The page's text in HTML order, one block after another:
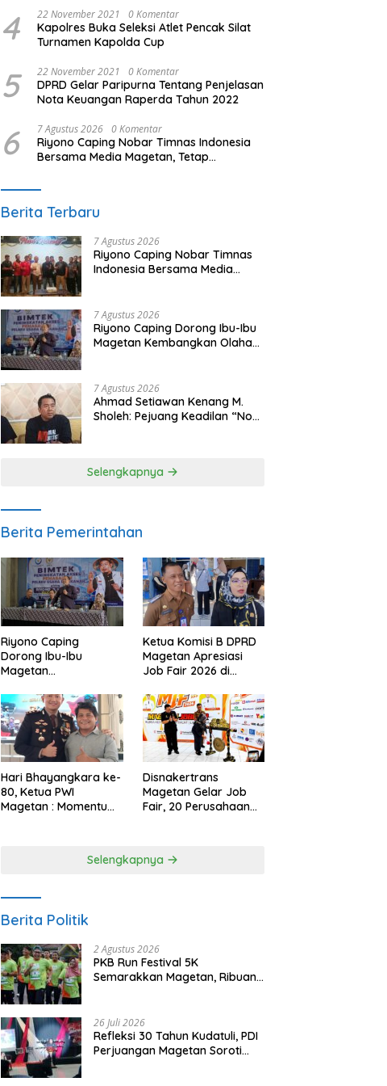
4 22 November 2021 0 Komentar
Kapolres Buka Seleksi Atlet Pencak Silat
Turnamen Kapolda Cup
5 22 November 2021 0 Komentar
DPRD Gelar Paripurna Tentang Penjelasan
Nota Keuangan Raperda Tahun 2022
6 7 Agustus 2026 0 Komentar
Riyono Caping Nobar Timnas Indonesia
Bersama Media Magetan, Tetap
Berita Terbaru
7 Agustus 2026
Riyono Caping Nobar Timnas
Indonesia Bersama Media
7 Agustus 2026
Riyono Caping Dorong Ibu-Ibu
Magetan Kembangkan Olahan
7 Agustus 2026
Ahmad Setiawan Kenang M.
Sholeh: Pejuang Keadilan “No
Selengkapnya
Berita Pemerintahan
Riyono Caping
Dorong Ibu-Ibu
Magetan
Ikan, Perkuat Budaya
Gemar Makan Ikan
Ketua Komisi B DPRD
Magetan Apresiasi
Job Fair 2026 di
Anggaran
Hari Bhayangkara ke-
80, Ketua PWI
Magetan : Momentum
Disnakertrans
Magetan Gelar Job
Fair, 20 Perusahaan
Selengkapnya
Berita Politik
2 Agustus 2026
PKB Run Festival 5K
Semarakkan Magetan, Ribuan
26 Juli 2026
Refleksi 30 Tahun Kudatuli, PDI
Perjuangan Magetan Soroti